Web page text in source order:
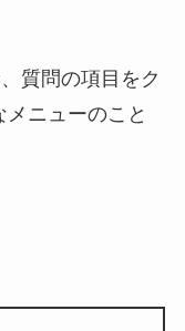
質問の項目をク
ニューのこと